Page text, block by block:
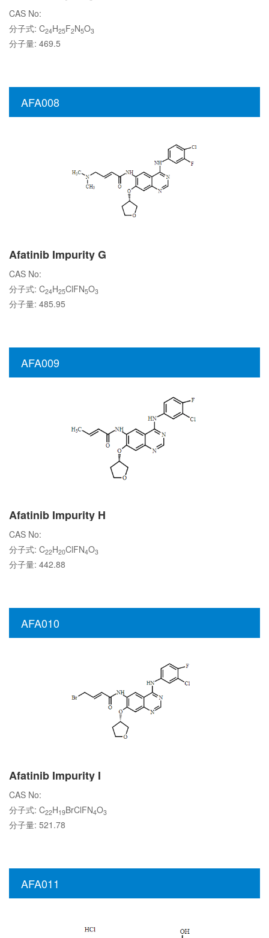
CAS No:
分子式: C24H25F2N5O3
分子量: 469.5
AFA008
Afatinib Impurity G
CAS No:
分子式: C24H25ClFN5O3
分子量: 485.95
AFA009
Afatinib Impurity H
CAS No:
分子式: C22H20ClFN4O3
分子量: 442.88
AFA010
Afatinib Impurity I
CAS No:
分子式: C22H19BrClFN4O3
分子量: 521.78
AFA011